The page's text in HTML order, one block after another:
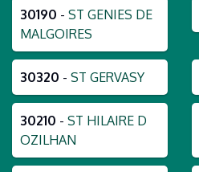
30190 - ST GENIES DE
MALGOIRES
30320 - ST GERVASY
30210 - ST HILAIRE D
OZILHAN